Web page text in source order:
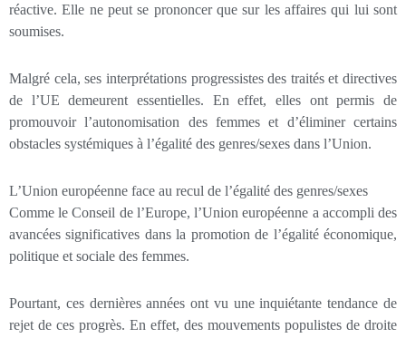
réactive. Elle ne peut se prononcer que sur les affaires qui lui sont
soumises.
Malgré cela, ses interprétations progressistes des traités et directives
de l’UE demeurent essentielles. En effet, elles ont permis de
promouvoir l’autonomisation des femmes et d’éliminer certains
obstacles systémiques à l’égalité des genres/sexes dans l’Union.
L’Union européenne face au recul de l’égalité des genres/sexes
Comme le Conseil de l’Europe, l’Union européenne a accompli des
avancées significatives dans la promotion de l’égalité économique,
politique et sociale des femmes.
Pourtant, ces dernières années ont vu une inquiétante tendance de
rejet de ces progrès. En effet, des mouvements populistes de droite